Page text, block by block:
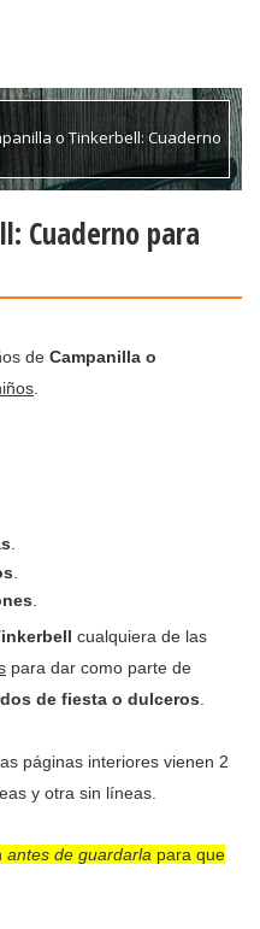
o Tinkerbell: Cuaderno
Cuaderno para
de Campanilla o
cualquiera de las
para dar como parte de
de fiesta o dulceros
páginas interiores vienen 2
y otra sin líneas.
antes de guardarla para que